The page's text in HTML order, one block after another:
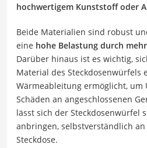
hochwertigem Kunststoff oder
Beide Materialien sind robust
eine hohe Belastung durch
Darüber hinaus ist es wichtig,
Material des Steckdosenwürfels
Wärmeableitung ermöglicht, um
Schäden an angeschlossenen
lässt sich der Steckdosenwürfel
anbringen, selbstverständlich
Steckdose.